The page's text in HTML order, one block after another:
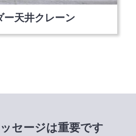
ー天井クレーン
セージは重要です